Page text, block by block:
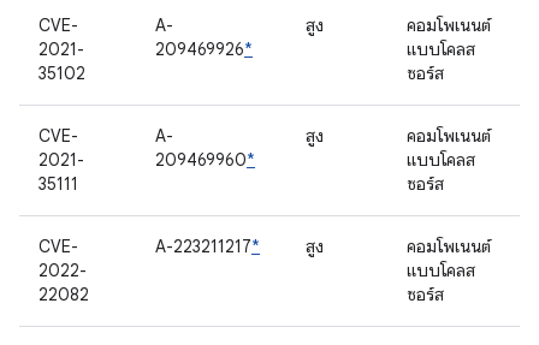
CVE-
2021-
35102
A-
209469926*
สูง
คอมโพเนนต์
แบบโคลส
ซอร์ส
CVE-
2021-
35111
A-
209469960*
สูง
คอมโพเนนต์
แบบโคลส
ซอร์ส
CVE-
2022-
22082
A-223211217* สูง
คอมโพเนนต์
แบบโคลส
ซอร์ส